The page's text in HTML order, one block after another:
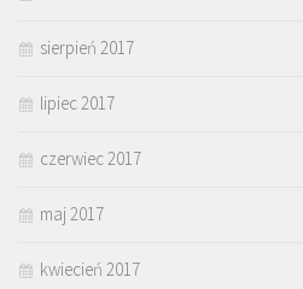
sierpień 2017
lipiec 2017
czerwiec 2017
maj 2017
kwiecień 2017